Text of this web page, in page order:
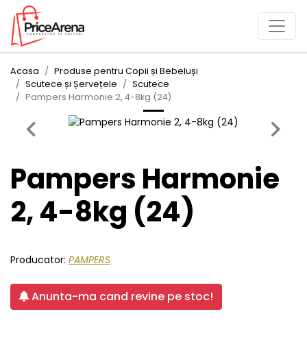
Acasa
Produse pentru Copii și Bebeluși
Scutece și Șervețele
Scutece
Pampers Harmonie 2, 4-8kg (24)
Previous Next
Pampers Harmonie
2, 4-8kg (24)
Producator: PAMPERS
Anunta-ma cand revine pe stoc!